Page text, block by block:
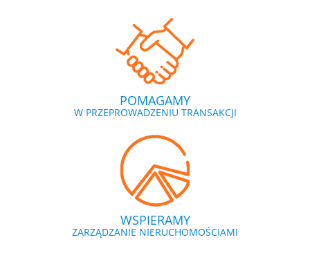
POMAGAMY
W PRZEPROWADZENIU TRANSAKCJI
WSPIERAMY
ZARZĄDZANIE NIERUCHOMOŚCIAMI